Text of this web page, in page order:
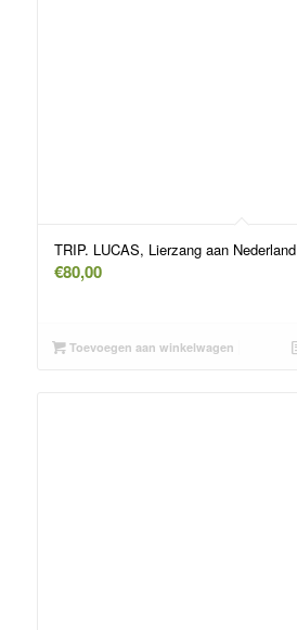
TRIP. LUCAS, Lierzang aan Nederland
€80,00
Toevoegen aan winkelwagen